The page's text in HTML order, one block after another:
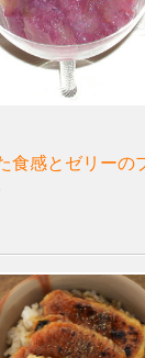
食感とゼリーの